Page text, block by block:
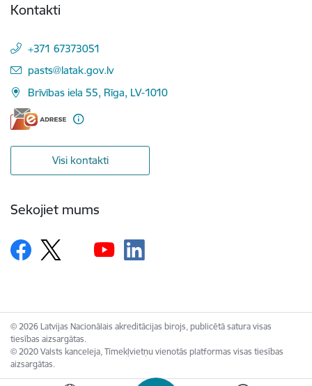
Kontakti
+371 67373051
E-pasts:
pasts@latak.gov.lv
Brīvības iela 55, Rīga, LV-1010
Visi kontakti
Sekojiet mums
© 2026 Latvijas Nacionālais akreditācijas birojs, publicētā satura visas
tiesības aizsargātas.
© 2020 Valsts kanceleja, Tīmekļvietņu vienotās platformas visas tiesības
aizsargātas.